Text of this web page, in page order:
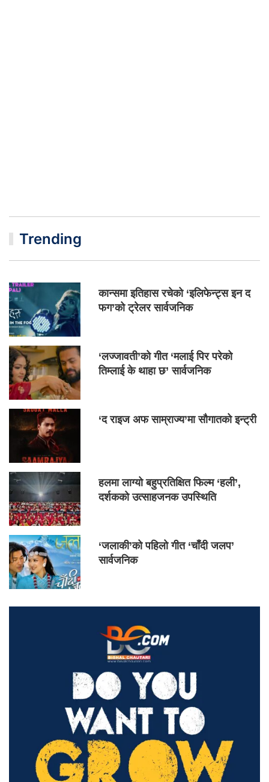
Trending
कान्समा इतिहास रचेको ‘इलिफेन्ट्स इन द
फग’को ट्रेलर सार्वजनिक
‘लज्जावती’को गीत ‘मलाई पिर परेको
तिम्लाई के थाहा छ’ सार्वजनिक
‘द राइज अफ साम्राज्य’मा सौगातको इन्ट्री
हलमा लाग्यो बहुप्रतिक्षित फिल्म ‘हली’,
दर्शकको उत्साहजनक उपस्थिति
‘जलाकी’को पहिलो गीत ‘चाँदी जलप’
सार्वजनिक